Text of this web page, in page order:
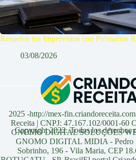
Resuelve tus Imprevistos con Préstamos
03/08/2026
Copyright 2022. Todos los derechos
2025 -http://mex-
Receita | CNPJ: 47.167.102/0001-60
GNOMO DIGITAL SOLUÇÕES
GNOMO DIGITAL MIDIA - Pedro
Sobrinho, 196 - Vila Maria, CEP